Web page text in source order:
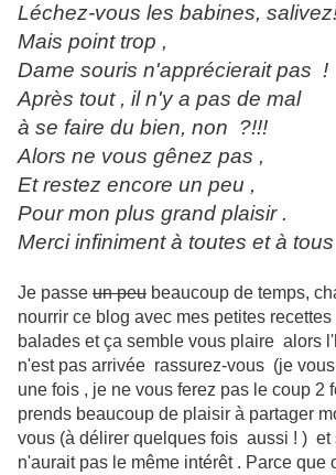
Léchez-vous les babines,
Mais point trop ,
Dame souris n'apprécierait pas !
Après tout , il n'y a pas de mal
à se faire du bien, non ?!!!
Alors ne vous gênez pas ,
Et restez encore un peu ,
Pour mon plus grand plaisir .
Merci infiniment à toutes et à
Je passe un peu beaucoup de temps,
nourrir ce blog avec mes petites
balades et ça semble vous plaire alors
n'est pas arrivée rassurez-vous (je
une fois , je ne vous ferez pas le coup 2
prends beaucoup de plaisir à partager
vous (à délirer quelques fois aussi ! ) et
n'aurait pas le même intérêt . Parce que